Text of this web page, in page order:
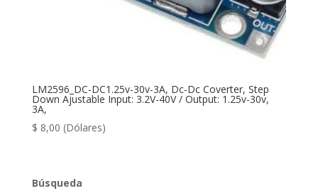
LM2596_DC-DC1.25v-30v-3A, Dc-Dc Coverter, Step
Down Ajustable Input: 3.2V-40V / Output: 1.25v-30v,
3A,
$ 8,00 (Dólares)
Búsqueda